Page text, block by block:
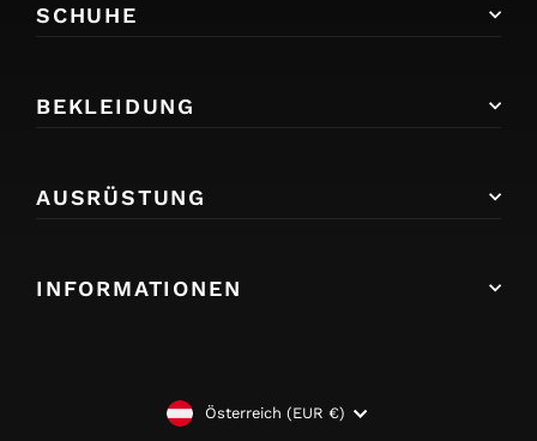
SCHUHE
BEKLEIDUNG
AUSRÜSTUNG
INFORMATIONEN
WÄHRUNG
Österreich (EUR €)